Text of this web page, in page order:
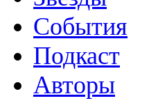
События
Подкаст
Авторы